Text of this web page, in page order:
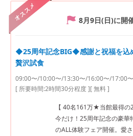
オススメ 8月9日(日)に開
◆25周年記念BIG◆感謝と祝福を込
贅沢試食
09:00〜/10:00〜/13:30〜/16:00〜/17:00〜
[ 所要時間:2時間30分程度][ 無料 ]
【 40名161万★当館最得の
今だけ！25周年記念の豪華
のALL体験フェア開催。愛